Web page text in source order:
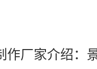
作厂家介绍：